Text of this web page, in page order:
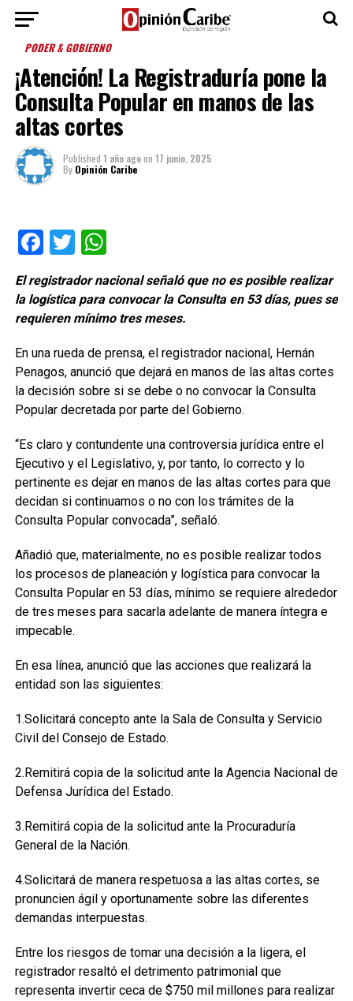
PODER & GOBIERNO
¡Atención! La Registraduría pone la
Consulta Popular en manos de las
altas cortes
Published 1 año agoon 17 junio, 2025
By Opinión Caribe
Facebook
TwitterWhatsApp
El registrador nacional señaló que no es posible realizar
la logística para convocar la Consulta en 53 días, pues se
requieren mínimo tres meses.
En una rueda de prensa, el registrador nacional, Hernán
Penagos, anunció que dejará en manos de las altas cortes
la decisión sobre si se debe o no convocar la Consulta
Popular decretada por parte del Gobierno.
“Es claro y contundente una controversia jurídica entre el
Ejecutivo y el Legislativo, y, por tanto, lo correcto y lo
pertinente es dejar en manos de las altas cortes para que
decidan si continuamos o no con los trámites de la
Consulta Popular convocada”, señaló.
Añadió que, materialmente, no es posible realizar todos
los procesos de planeación y logística para convocar la
Consulta Popular en 53 días, mínimo se requiere alrededor
de tres meses para sacarla adelante de manera íntegra e
impecable.
En esa línea, anunció que las acciones que realizará la
entidad son las siguientes:
1.Solicitará concepto ante la Sala de Consulta y Servicio
Civil del Consejo de Estado.
2.Remitirá copia de la solicitud ante la Agencia Nacional de
Defensa Jurídica del Estado.
3.Remitirá copia de la solicitud ante la Procuraduría
General de la Nación.
4.Solicitará de manera respetuosa a las altas cortes, se
pronuncien ágil y oportunamente sobre las diferentes
demandas interpuestas.
Entre los riesgos de tomar una decisión a la ligera, el
registrador resaltó el detrimento patrimonial que
representa invertir ceca de $750 mil millones para realizar